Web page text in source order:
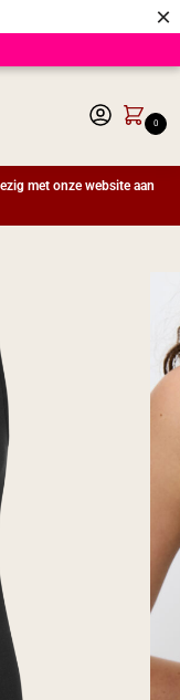
×
0
met onze website aan